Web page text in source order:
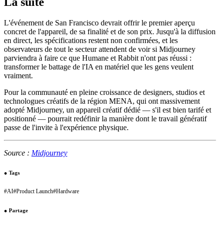
L'événement de San Francisco devrait offrir le premier aperçu
concret de l'appareil, de sa finalité et de son prix. Jusqu'à la diffusion
en direct, les spécifications restent non confirmées, et les
observateurs de tout le secteur attendent de voir si Midjourney
parviendra à faire ce que Humane et Rabbit n'ont pas réussi :
transformer le battage de l'IA en matériel que les gens veulent
vraiment.
Pour la communauté en pleine croissance de designers, studios et
technologues créatifs de la région MENA, qui ont massivement
adopté Midjourney, un appareil créatif dédié — s'il est bien tarifé et
positionné — pourrait redéfinir la manière dont le travail génératif
passe de l'invite à l'expérience physique.
Source : Midjourney
● Tags
#AI#Product Launch#Hardware
● Partage